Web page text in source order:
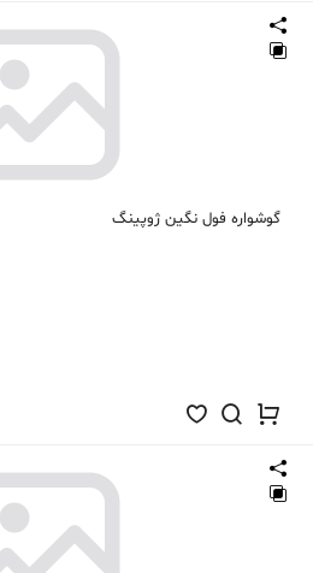
گوشواره فول نگین ژوپینگ